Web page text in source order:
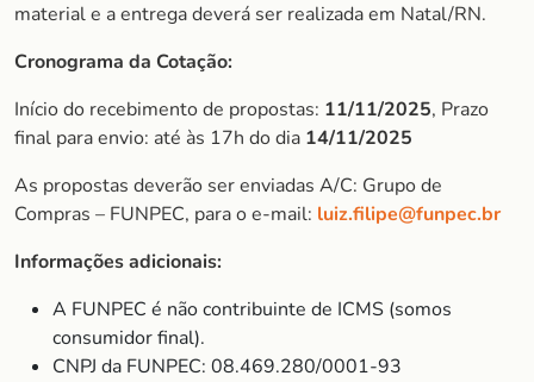
material e a entrega deverá ser realizada em Natal/RN.
Cronograma da Cotação:
Início do recebimento de propostas: 11/11/2025, Prazo
final para envio: até às 17h do dia 14/11/2025
As propostas deverão ser enviadas A/C: Grupo de
Compras – FUNPEC, para o e-mail: luiz.filipe@funpec.br
Informações adicionais:
A FUNPEC é não contribuinte de ICMS (somos
consumidor final).
CNPJ da FUNPEC: 08.469.280/0001-93